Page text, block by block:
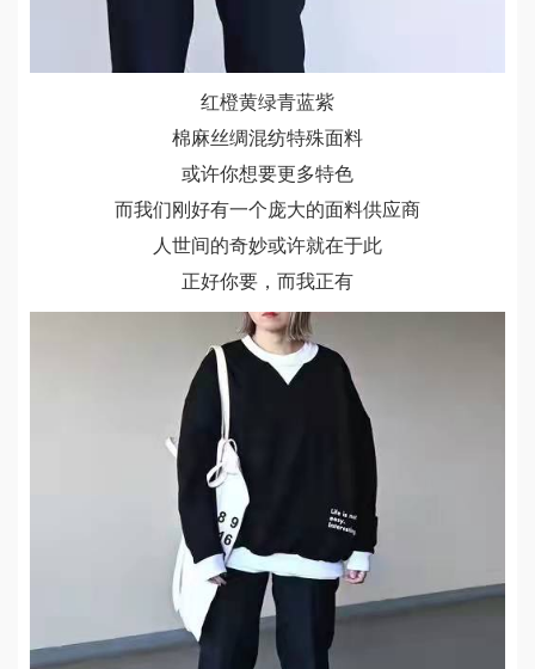
红橙黄绿青蓝紫
棉麻丝绸混纺特殊面料
或许你想要更多特色
而我们刚好有一个庞大的面料供应商
人世间的奇妙或许就在于此
正好你要，而我正有